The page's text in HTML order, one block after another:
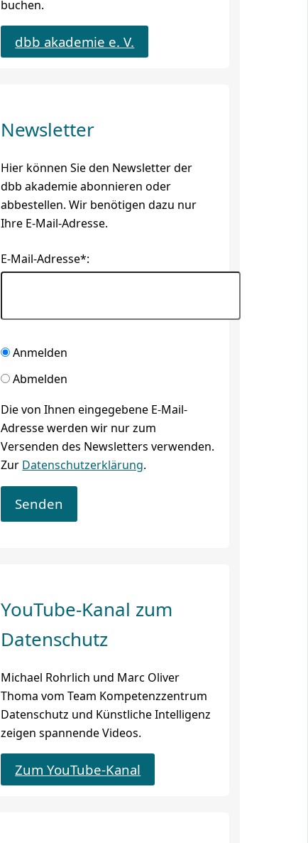
buchen.
dbb akademie e. V.
Newsletter
Hier können Sie den Newsletter der
dbb akademie abonnieren oder
abbestellen. Wir benötigen dazu nur
Ihre E-Mail-Adresse.
E-Mail-Adresse*:
Anmelden
Abmelden
Die von Ihnen eingegebene E-Mail-
Adresse werden wir nur zum
Versenden des Newsletters verwenden.
Zur Datenschutzerklärung.
YouTube-Kanal zum
Datenschutz
Michael Rohrlich und Marc Oliver
Thoma vom Team Kompetenzzentrum
Datenschutz und Künstliche Intelligenz
zeigen spannende Videos.
Zum YouTube-Kanal